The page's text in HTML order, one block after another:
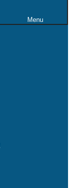
Menu